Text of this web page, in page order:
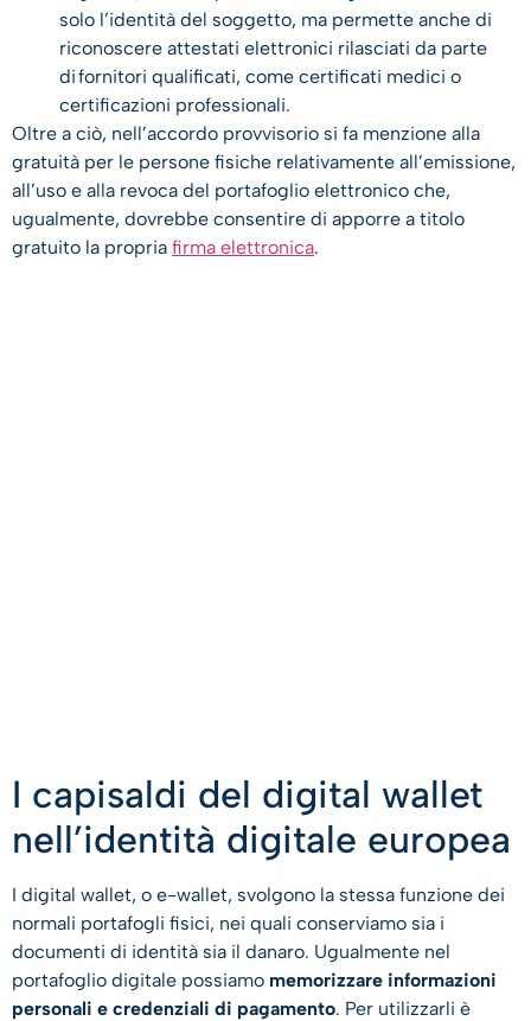
solo l’identità del soggetto, ma permette anche di
riconoscere attestati elettronici rilasciati da parte
di fornitori qualificati, come certificati medici o
certificazioni professionali.
Oltre a ciò, nell’accordo provvisorio si fa menzione alla
gratuità per le persone fisiche relativamente all’emissione,
all’uso e alla revoca del portafoglio elettronico che,
ugualmente, dovrebbe consentire di apporre a titolo
gratuito la propria firma elettronica.
I capisaldi del digital wallet
nell’identità digitale europea
I digital wallet, o e-wallet, svolgono la stessa funzione dei
normali portafogli fisici, nei quali conserviamo sia i
documenti di identità sia il danaro. Ugualmente nel
portafoglio digitale possiamo memorizzare informazioni
personali e credenziali di pagamento. Per utilizzarli è